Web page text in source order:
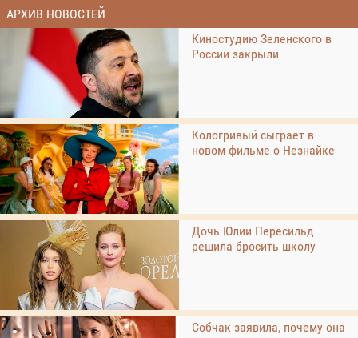
АРХИВ НОВОСТЕЙ
Киностудию Зеленского в
России закрыли
Кологривый сыграет в
новом фильме о Незнайке
Дочь Юлии Пересильд
решила бросить школу
Собчак заявила, почему она